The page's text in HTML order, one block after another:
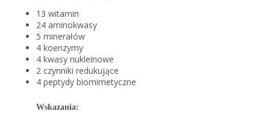
13 witamin
24 aminokwasy
5 minerałów
4 koenzymy
4 kwasy nukleinowe
2 czynniki redukujące
4 peptydy biomimetyczne
Wskazania: